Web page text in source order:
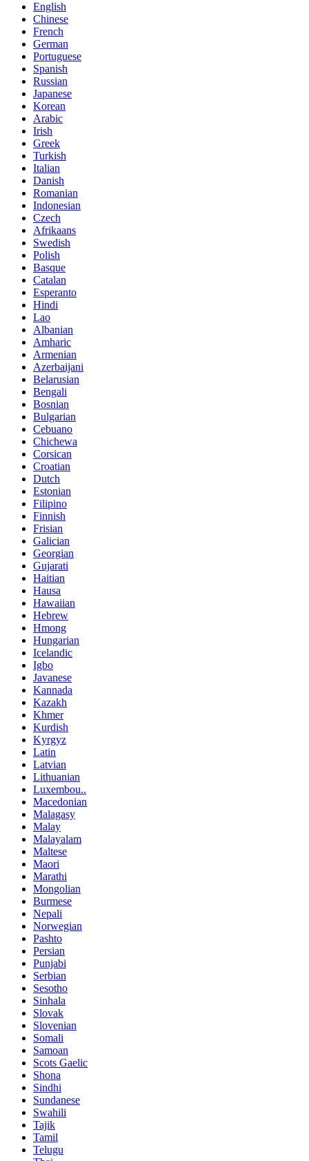
English
Chinese
French
German
Portuguese
Spanish
Russian
Japanese
Korean
Arabic
Irish
Greek
Turkish
Italian
Danish
Romanian
Indonesian
Czech
Afrikaans
Swedish
Polish
Basque
Catalan
Esperanto
Hindi
Lao
Albanian
Amharic
Armenian
Azerbaijani
Belarusian
Bengali
Bosnian
Bulgarian
Cebuano
Chichewa
Corsican
Croatian
Dutch
Estonian
Filipino
Finnish
Frisian
Galician
Georgian
Gujarati
Haitian
Hausa
Hawaiian
Hebrew
Hmong
Hungarian
Icelandic
Igbo
Javanese
Kannada
Kazakh
Khmer
Kurdish
Kyrgyz
Latin
Latvian
Lithuanian
Luxembou..
Macedonian
Malagasy
Malay
Malayalam
Maltese
Maori
Marathi
Mongolian
Burmese
Nepali
Norwegian
Pashto
Persian
Punjabi
Serbian
Sesotho
Sinhala
Slovak
Slovenian
Somali
Samoan
Scots Gaelic
Shona
Sindhi
Sundanese
Swahili
Tajik
Tamil
Telugu